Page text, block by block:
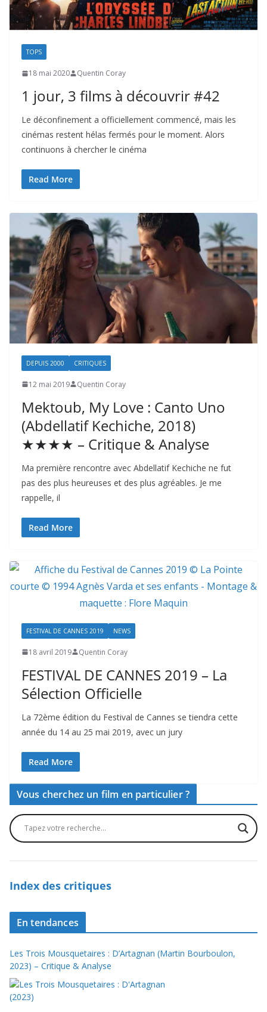
TOPS
18 mai 2020 Quentin Coray
1 jour, 3 films à découvrir #42
Le déconfinement a officiellement commencé, mais les
cinémas restent hélas fermés pour le moment. Alors
continuons à chercher le cinéma
Read More
DEPUIS 2000 CRITIQUES
12 mai 2019 Quentin Coray
Mektoub, My Love : Canto Uno
(Abdellatif Kechiche, 2018)
★★★★ – Critique & Analyse
Ma première rencontre avec Abdellatif Kechiche ne fut
pas des plus heureuses et des plus agréables. Je me
rappelle, il
Read More
FESTIVAL DE CANNES 2019 NEWS
18 avril 2019 Quentin Coray
FESTIVAL DE CANNES 2019 – La
Sélection Officielle
La 72ème édition du Festival de Cannes se tiendra cette
année du 14 au 25 mai 2019, avec un jury
Read More
Vous cherchez un film en particulier ?
Index des critiques
En tendances
Les Trois Mousquetaires : D’Artagnan (Martin Bourboulon,
2023) – Critique & Analyse